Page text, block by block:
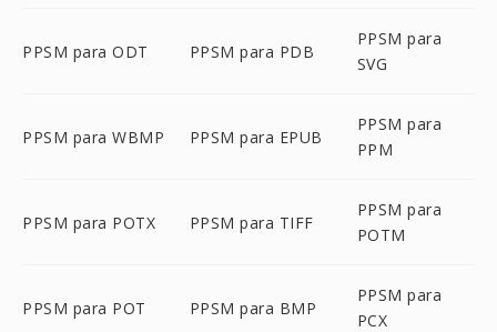
PPSM para ODT PPSM para PDB
PPSM para
SVG
PPSM para WBMP PPSM para EPUB
PPSM para
PPM
PPSM para POTX PPSM para TIFF
PPSM para
POTM
PPSM para POT PPSM para BMP
PPSM para
PCX